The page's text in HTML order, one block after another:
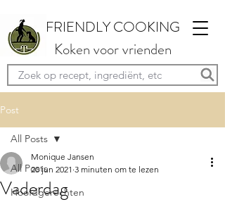
FRIENDLY COOKING
Koken voor vrienden
Post
All Posts
Hoofdgerechten
All Posts
Vaderdag
Monique Jansen
20 jun 2021 3 minuten om te lezen